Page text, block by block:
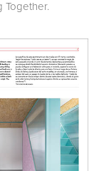
Together.